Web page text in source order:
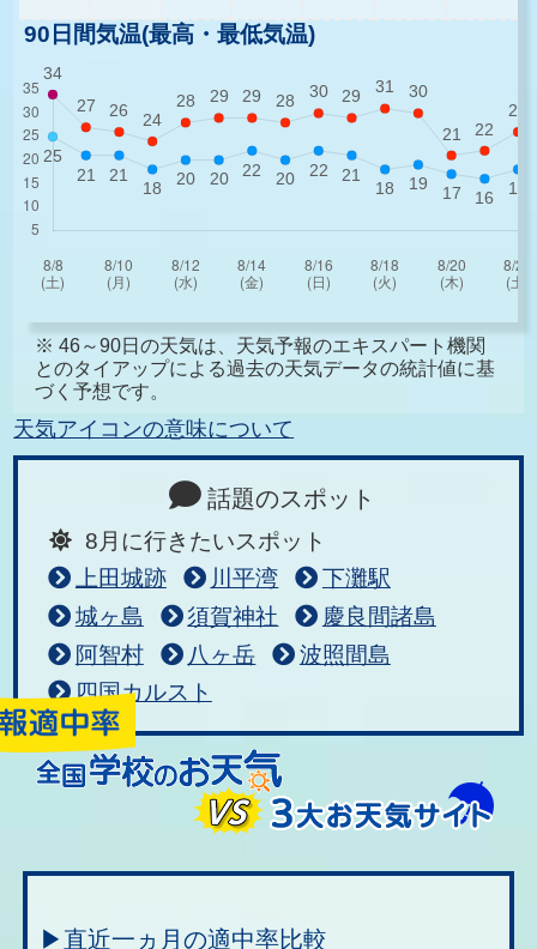
90日間気温(最高・最低気温)
※ 46～90日の天気は、天気予報のエキスパート機関
とのタイアップによる過去の天気データの統計値に基
づく予想です。
天気アイコンの意味について
話題のスポット
8月に行きたいスポット
上田城跡
川平湾
下灘駅
城ヶ島
須賀神社
慶良間諸島
阿智村
八ヶ岳
波照間島
四国カルスト
▶直近一ヵ月の適中率比較